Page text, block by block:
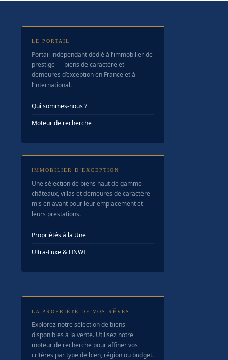
LE PORTAIL
Portail indépendant dédié à l’immobilier de
prestige — biens de caractère et
demeures d’exception en France et à
l’international.
Qui sommes-nous ?
Moteur de recherche
IMMOBILIER D’EXCEPTION
Une sélection de biens haut de gamme —
châteaux, villas et demeures de caractère
mis en avant pour leur emplacement et
leurs prestations.
Propriétés à la Une
Ultra-Luxe & HNWI
LA PROPRIÉTÉ DE VOS RÊVES
Explorez notre sélection de biens
disponibles à la vente. Utilisez notre
moteur de recherche pour affiner vos
critères par type de bien, région ou budget.